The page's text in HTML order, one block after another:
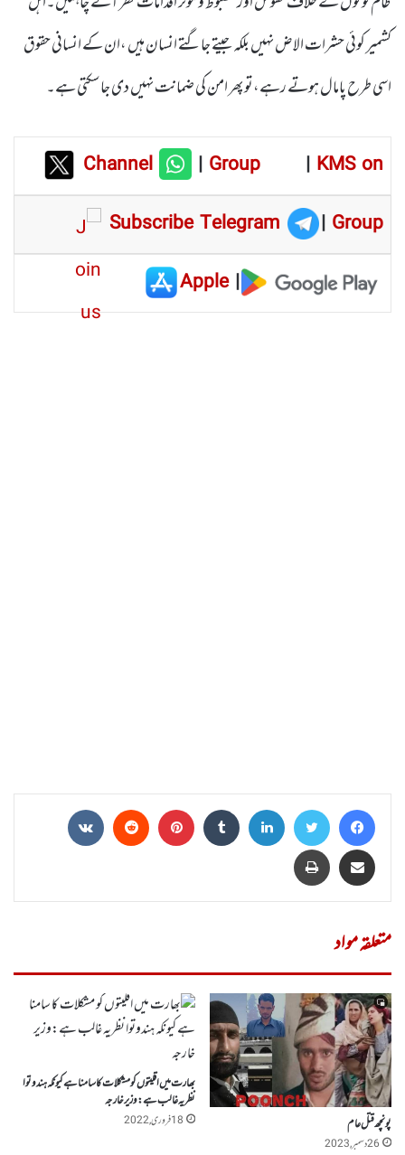
کشمیر کوئی حشرات الاض نہیں بلکہ جیتے جاگتے انسان ہیں ،ان کے انسانی حقوق
اسی طرح پامال ہوتے رہے،تو پھر امن کی ضمانت نہیں دی جاسکتی ہے۔
Channel |Group | KMS on
Subscribe Telegram
| Group
|
Apple
Facebook
Twitter
LinkedIn
Tumblr
Pinterest
Reddit
Share via Email
پرنٹ
متعلقہ مواد
پونچھ قتل عام
26 دسمبر, 2023
بھارت میں اقلیتوں کو مشکلات کا سامنا ہے کیونکہ ہندوتوا
نظریہ غالب ہے:وزیر خارجہ
18 فروری, 2022